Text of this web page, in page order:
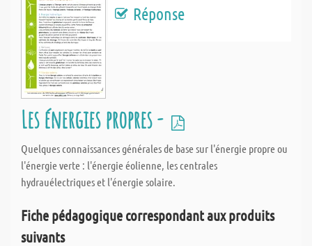
Réponse
Les énergies propres -
Quelques connaissances générales de base sur l'énergie propre ou
l'énergie verte : l'énergie éolienne, les centrales
hydrauélectriques et l'énergie solaire.
Fiche pédagogique correspondant aux produits
suivants